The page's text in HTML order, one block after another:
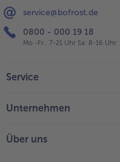
service@bofrost.de
0800 - 000 19 18
Mo.-Fr.: 7-21 Uhr Sa: 8-16 Uhr
Service
Unternehmen
Über uns